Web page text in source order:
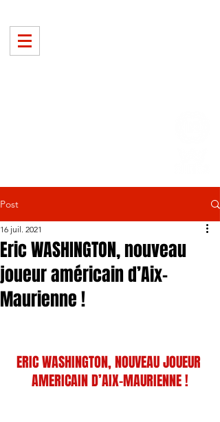
Post
Eric WASHINGTON, nouveau
joueur américain d’Aix-
Maurienne !
16 juil. 2021
ERIC WASHINGTON, NOUVEAU JOUEUR
AMERICAIN D’AIX-MAURIENNE !